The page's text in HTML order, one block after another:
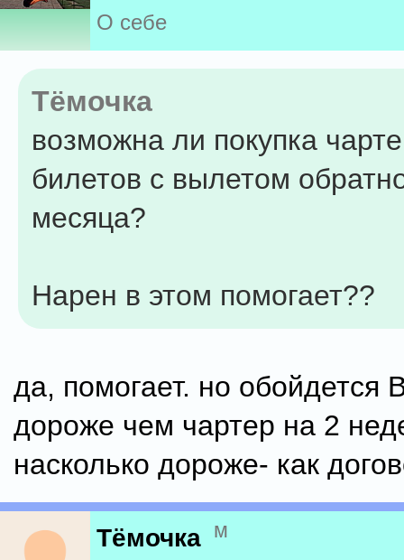
О себе
Тёмочка
возможна ли покупка
билетов с вылетом
месяца?
Нарен в этом помогает??
да, помогает. но обойдется
дороже чем чартер на 2
насколько дороже- как
Тёмочка м